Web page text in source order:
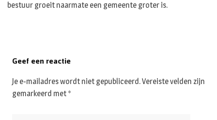
bestuur groeit naarmate een gemeente groter is.
Geef een reactie
Je e-mailadres wordt niet gepubliceerd.Vereiste velden zijn
gemarkeerd met *